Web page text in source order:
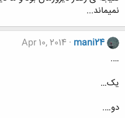
نمیماند...
mani24
Apr 10, 2014
….
یک…
دو….